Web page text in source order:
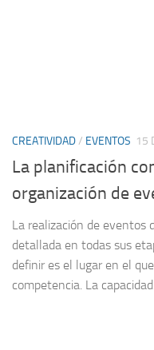
CREATIVIDAD/ EVENTOS 15
La planificación
organización de
La realización de eventos
detallada en todas sus
definir es el lugar en el
competencia. La